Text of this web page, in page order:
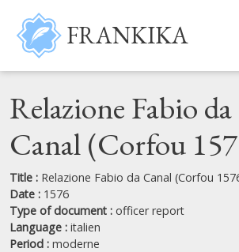
Skip to main content
FRANKIKA
Relazione Fabio da
Canal (Corfou
Title : Relazione Fabio da Canal (Corfou
Date : 1576
Type of document : officer report
Language : italien
Period : moderne